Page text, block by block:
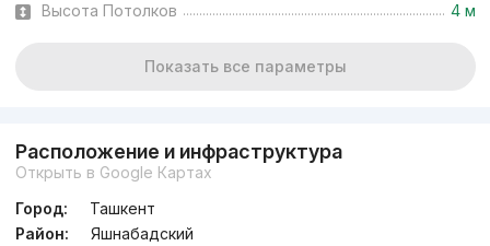
Высота Потолков
4 м
Показать все параметры
Расположение и инфраструктура
Открыть в Google Картах
Город:
Ташкент
Район:
Яшнабадский